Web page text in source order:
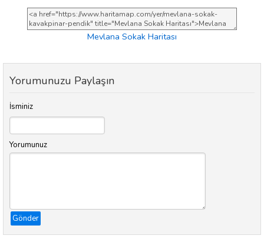
Mevlana Sokak Haritası
Yorumunuzu Paylaşın
İsminiz
Yorumunuz
Gönder